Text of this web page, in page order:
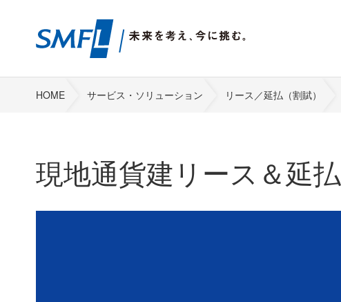
HOME サービス・ソリューション リース／延払（割賦）
現地通貨建リース＆延払